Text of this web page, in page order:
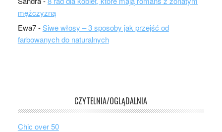
mężczyzną
Ewa7-Siwe włosy – 3 sposoby jak przejść od
farbowanych do naturalnych
CZYTELNIA/OGLĄDALNIA
Chic over 50